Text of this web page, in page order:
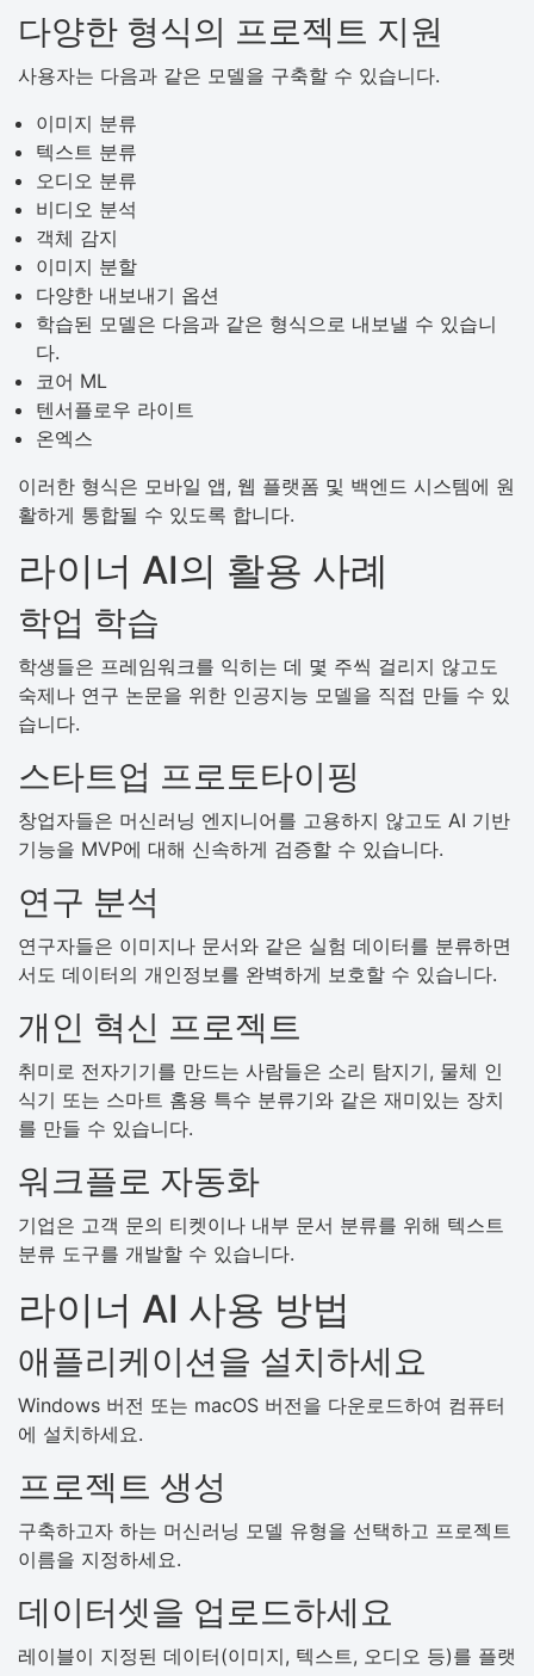
다양한 형식의 프로젝트 지원
사용자는 다음과 같은 모델을 구축할 수 있습니다.
이미지 분류
텍스트 분류
오디오 분류
비디오 분석
객체 감지
이미지 분할
다양한 내보내기 옵션
학습된 모델은 다음과 같은 형식으로 내보낼 수 있습니
다.
코어 ML
텐서플로우 라이트
온엑스
이러한 형식은 모바일 앱, 웹 플랫폼 및 백엔드 시스템에 원
활하게 통합될 수 있도록 합니다.
라이너 AI의 활용 사례
학업 학습
학생들은 프레임워크를 익히는 데 몇 주씩 걸리지 않고도
숙제나 연구 논문을 위한 인공지능 모델을 직접 만들 수 있
습니다.
스타트업 프로토타이핑
창업자들은 머신러닝 엔지니어를 고용하지 않고도 AI 기반
기능을 MVP에 대해 신속하게 검증할 수 있습니다.
연구 분석
연구자들은 이미지나 문서와 같은 실험 데이터를 분류하면
서도 데이터의 개인정보를 완벽하게 보호할 수 있습니다.
개인 혁신 프로젝트
취미로 전자기기를 만드는 사람들은 소리 탐지기, 물체 인
식기 또는 스마트 홈용 특수 분류기와 같은 재미있는 장치
를 만들 수 있습니다.
워크플로 자동화
기업은 고객 문의 티켓이나 내부 문서 분류를 위해 텍스트
분류 도구를 개발할 수 있습니다.
라이너 AI 사용 방법
애플리케이션을 설치하세요
Windows 버전 또는 macOS 버전을 다운로드하여 컴퓨터
에 설치하세요.
프로젝트 생성
구축하고자 하는 머신러닝 모델 유형을 선택하고 프로젝트
이름을 지정하세요.
데이터셋을 업로드하세요
레이블이 지정된 데이터(이미지, 텍스트, 오디오 등)를 플랫